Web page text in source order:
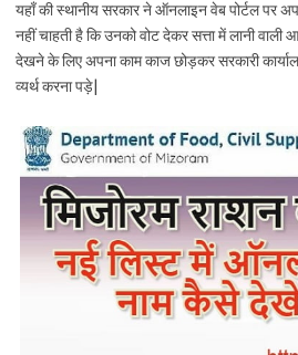
यहाँ की स्थानीय सरकार ने ऑनलाइन वेब पोर्टल पर
नहीं चाहती है कि उनको वोट देकर सत्ता में लानी
देखने के लिए अपना काम काज छोड़कर सरकारी
व्यर्थ करना पड़े|